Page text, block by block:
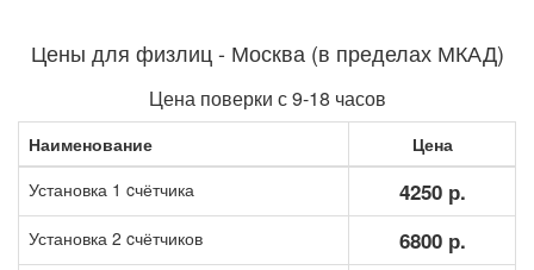
Цены для физлиц - Москва (в пределах МКАД)
Цена поверки с 9-18 часов
Наименование
Цена
Установка 1 cчётчика
4250 р.
Установка 2 cчётчиков 6800 р.